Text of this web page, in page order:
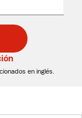
en inglés.